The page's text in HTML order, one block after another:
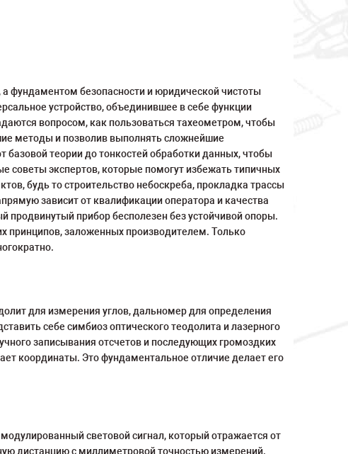
фундаментом безопасности и юридической чистоты
устройство, объединившее в себе функции
вопросом, как пользоваться тахеометром, чтобы
методы и позволив выполнять сложнейшие
теории до тонкостей обработки данных, чтобы
советы экспертов, которые помогут избежать типичных
будь то строительство небоскреба, прокладка трассы
зависит от квалификации оператора и качества
прибор бесполезен без устойчивой опоры.
принципов, заложенных производителем. Только
для измерения углов, дальномер для определения
себе симбиоз оптического теодолита и лазерного
записывания отсчетов и последующих громоздких
координаты. Это фундаментальное отличие делает его
световой сигнал, который отражается от
дистанцию с миллиметровой точностью измерений.